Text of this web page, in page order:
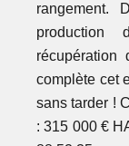
rangement.
production
récupération
complète cet
sans tarder !
: 315 000 €